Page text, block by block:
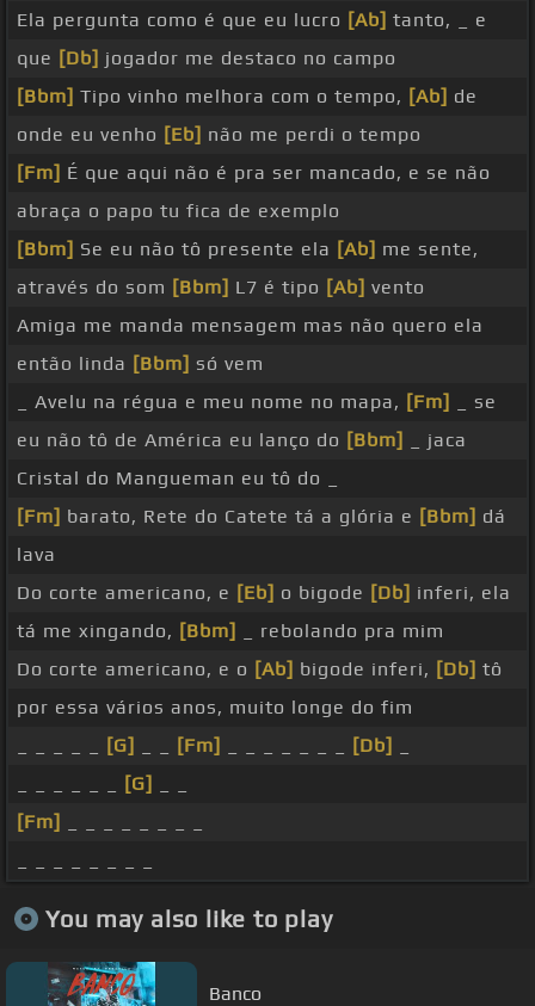
Ela pergunta como é que eu lucro [Ab] tanto, _ e
que [Db] jogador me destaco no campo
[Bbm] Tipo vinho melhora com o tempo, [Ab] de
onde eu venho [Eb] não me perdi o tempo
[Fm] É que aqui não é pra ser mancado, e se não
abraça o papo tu fica de exemplo
[Bbm] Se eu não tô presente ela [Ab] me sente,
através do som [Bbm] L7 é tipo [Ab] vento
Amiga me manda mensagem mas não quero ela
então linda [Bbm] só vem
_ Avelu na régua e meu nome no mapa, [Fm]
_ se
eu não tô de América eu lanço do [Bbm]
_ jaca
Cristal do Mangueman eu tô do _
[Fm] barato, Rete do Catete tá a glória e [Bbm] dá
lava
Do corte americano, e [Eb] o bigode [Db] inferi, ela
tá me xingando, [Bbm]
_ rebolando pra mim
Do corte americano, e o [Ab] bigode inferi, [Db] tô
por essa vários anos, muito longe do fim
[G] [Fm] [Db]
[G]
[Fm]
You may also like to play
Banco